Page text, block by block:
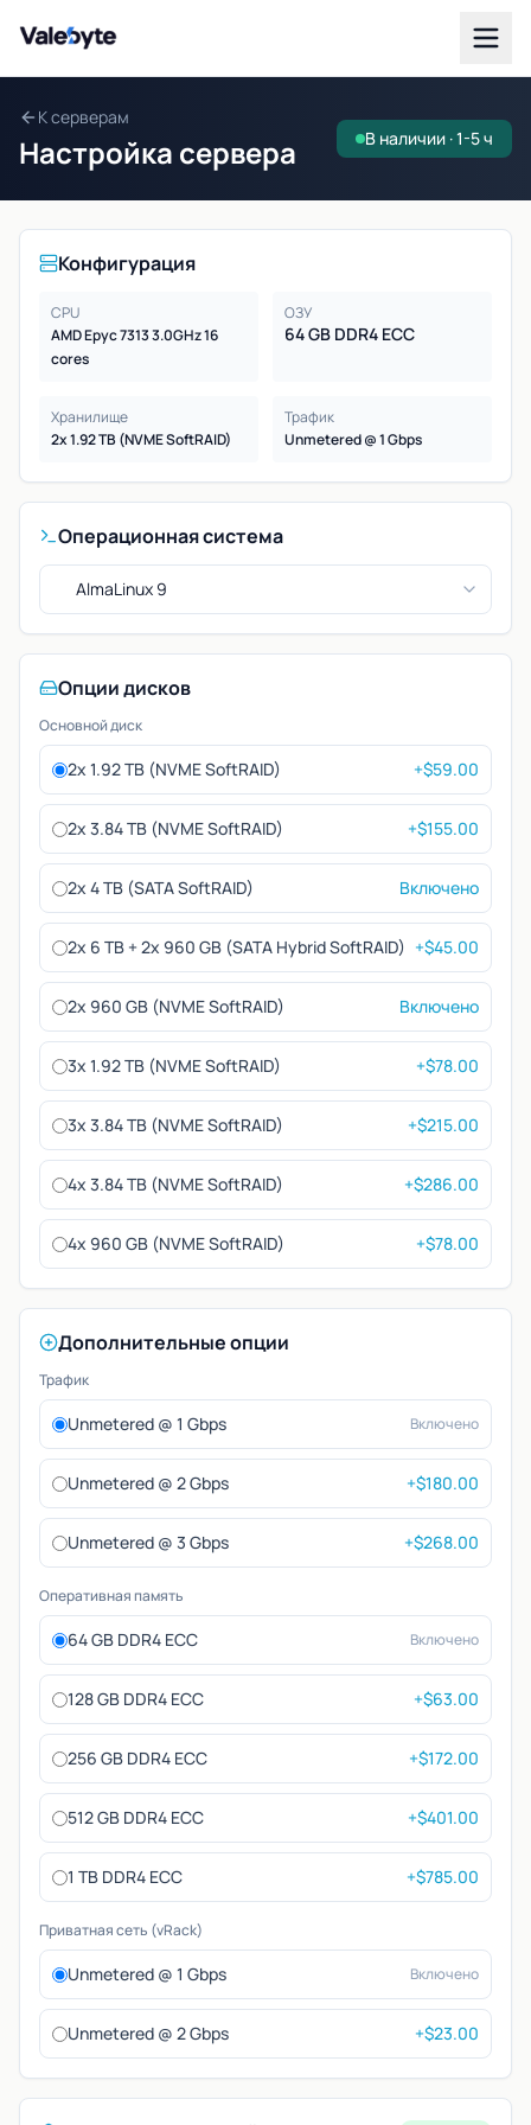
Valebyte
К серверам
Настройка сервера В наличии · 1-5 ч
Конфигурация
CPU
AMD Epyc 7313 3.0GHz 16
cores
ОЗУ
64 GB DDR4 ECC
Хранилище
2x 1.92 TB (NVME SoftRAID)
Трафик
Unmetered @ 1 Gbps
Операционная система
AlmaLinux 9
Опции дисков
Основной диск
2x 1.92 TB (NVME SoftRAID) +$59.00
2x 3.84 TB (NVME SoftRAID) +$155.00
2x 4 TB (SATA SoftRAID) Включено
2x 6 TB + 2x 960 GB (SATA Hybrid SoftRAID) +$45.00
2x 960 GB (NVME SoftRAID) Включено
3x 1.92 TB (NVME SoftRAID) +$78.00
3x 3.84 TB (NVME SoftRAID) +$215.00
4x 3.84 TB (NVME SoftRAID) +$286.00
4x 960 GB (NVME SoftRAID) +$78.00
Дополнительные опции
Трафик
Unmetered @ 1 Gbps Включено
Unmetered @ 2 Gbps +$180.00
Unmetered @ 3 Gbps +$268.00
Оперативная память
64 GB DDR4 ECC Включено
128 GB DDR4 ECC +$63.00
256 GB DDR4 ECC +$172.00
512 GB DDR4 ECC +$401.00
1 TB DDR4 ECC +$785.00
Приватная сеть (vRack)
Unmetered @ 1 Gbps Включено
Unmetered @ 2 Gbps +$23.00